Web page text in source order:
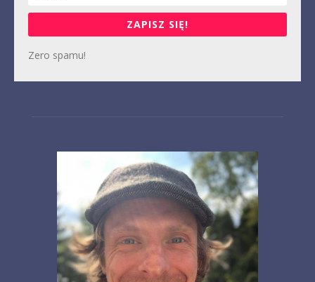
ZAPISZ SIĘ!
Zero spamu!